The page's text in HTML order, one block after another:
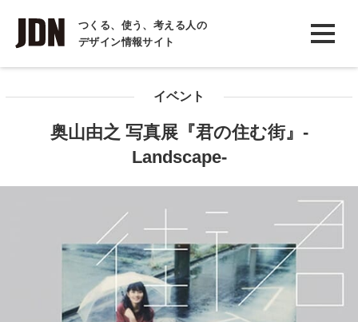
つくる、使う、考える人の
デザイン情報サイト
INTERVIEW
インタビュー
イベント
奥山由之 写真展『君の住む街』-
Landscape-